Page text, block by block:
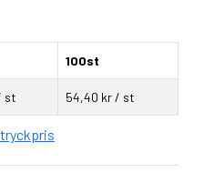
100st
st 54,40 kr / st